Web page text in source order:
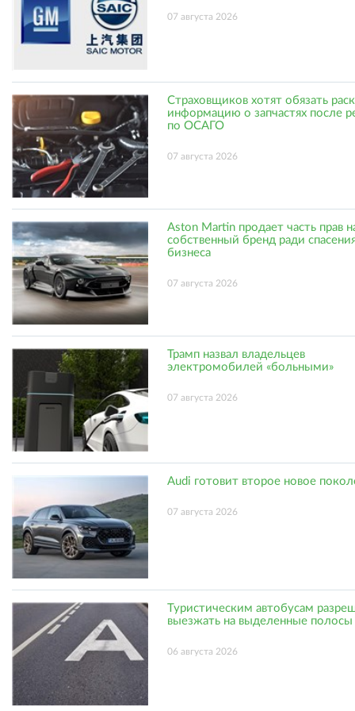
07 августа 2026
Страховщиков хотят обязать
информацию о запчастях после
по ОСАГО
07 августа 2026
Aston Martin продает часть прав
собственный бренд ради
бизнеса
07 августа 2026
Трамп назвал владельцев
электромобилей «больными»
07 августа 2026
Audi готовит второе новое
07 августа 2026
Туристическим автобусам
выезжать на выделенные полосы
06 августа 2026